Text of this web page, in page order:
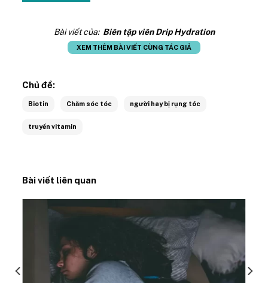
Bài viết của: Biên tập viên Drip Hydration
XEM THÊM BÀI VIẾT CÙNG TÁC GIẢ
Chủ đề:
Biotin Chăm sóc tóc người hay bị rụng tóc
truyền vitamin
Bài viết liên quan